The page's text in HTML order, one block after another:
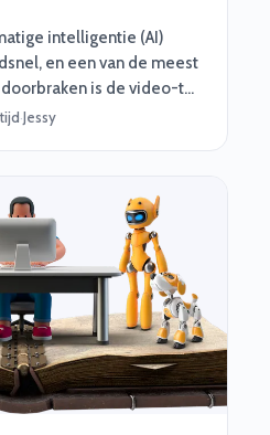
intelligentie (AI)
en een van de meest
is de video-to-
van Google DeepMind.
te
te
die hun
willen verstevigen of
technologie ongekende
·Jessy